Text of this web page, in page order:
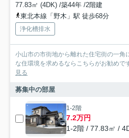
77.83㎡ (4DK) /築44年 /2階建
東北本線「野木」駅 徒歩68分
浄化槽排水
小山市の市街地から離れた住宅街の一角
な住環境を求めるならこちらがお勧めで
見る
募集中の部屋
1-2階
7.2万円
1-2階 / 77.83㎡ /